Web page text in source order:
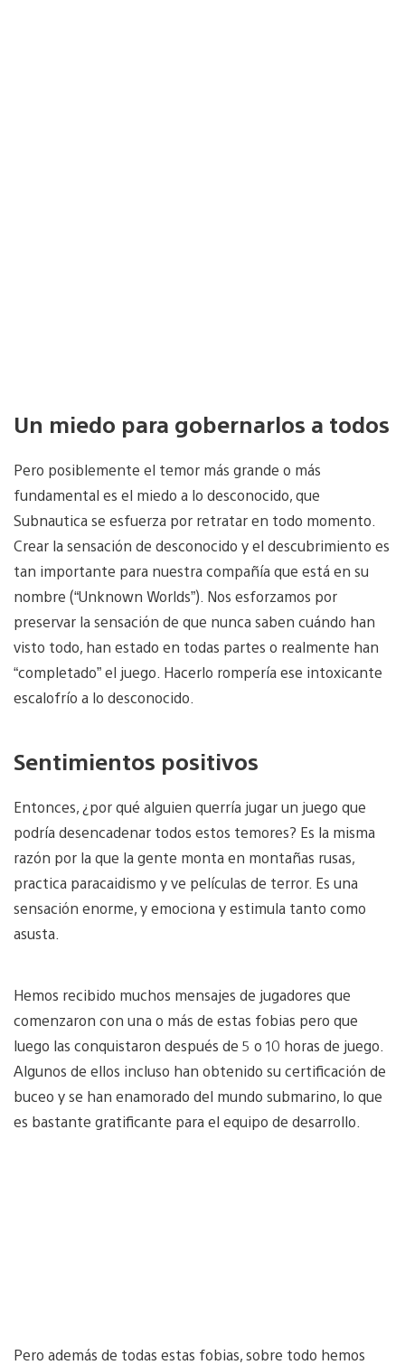
Un miedo para gobernarlos a todos
Pero posiblemente el temor más grande o más
fundamental es el miedo a lo desconocido, que
Subnautica se esfuerza por retratar en todo momento.
Crear la sensación de desconocido y el descubrimiento es
tan importante para nuestra compañía que está en su
nombre (“Unknown Worlds”). Nos esforzamos por
preservar la sensación de que nunca saben cuándo han
visto todo, han estado en todas partes o realmente han
“completado” el juego. Hacerlo rompería ese intoxicante
escalofrío a lo desconocido.
Sentimientos positivos
Entonces, ¿por qué alguien querría jugar un juego que
podría desencadenar todos estos temores? Es la misma
razón por la que la gente monta en montañas rusas,
practica paracaidismo y ve películas de terror. Es una
sensación enorme, y emociona y estimula tanto como
asusta.
Hemos recibido muchos mensajes de jugadores que
comenzaron con una o más de estas fobias pero que
luego las conquistaron después de 5 o 10 horas de juego.
Algunos de ellos incluso han obtenido su certificación de
buceo y se han enamorado del mundo submarino, lo que
es bastante gratificante para el equipo de desarrollo.
Pero además de todas estas fobias, sobre todo hemos